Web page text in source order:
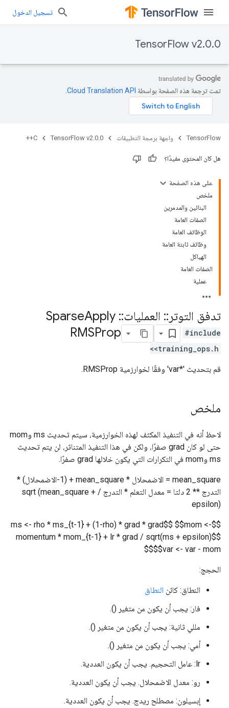
تسجيل الدخول
TensorFlow v2.0.0
تمت ترجمة هذه الصفحة بواسطة Cloud Translation API‏
TensorFlow واجهة برمجة التطبيقات TensorFlow v2.0.0
C++
هل كان المحتوى مفيدًا؟
على هذه الصفحة
ملخص
البنائين والمدمرين
الصفات العامة
الوظائف العامة
وظائف ثابتة العامة
الهياكل
الصفات العامة
عملية
تدفق التوتر :: العمليات::
Apply
RMSProp
#include
<training_ops.h>
قم بتحديث '*var' وفقًا لخوارزمية RMSProp.
ملخص
لاحظ أنه في التنفيذ المكثف لهذه الخوارزمية، سيتم تحديث ms وmom
حتى لو كان grad صفرًا، ولكن في هذا التنفيذ المتناثر، لن يتم تحديث
ms وmom في التكرارات التي يكون خلالها grad صفرًا.
mean_square = الاضمحلال * mean_square + (1-الاضمحلال) *
التدرج ** 2 دلتا = معدل التعلم * التدرج / sqrt (mean_square +
epsilon)
$$ms <- rho * ms_{t-1} + (1-rho) * grad * grad$$ $$mom <-
momentum * mom_{t-1} + lr * grad / sqrt(ms + epsilon)$$
$$var <- var - mom$$
الحجج:
النطاق: كائن النطاق
فار: يجب أن يكون من متغير ().
مللي ثانية: يجب أن يكون من متغير ().
أمي: يجب أن يكون من متغير ().
lr: عامل التحجيم. يجب أن يكون العددية.
رو: معدل الاضمحلال. يجب أن يكون العددية.
إبسيلون: مصطلح ريدج. يجب أن يكون العددية.